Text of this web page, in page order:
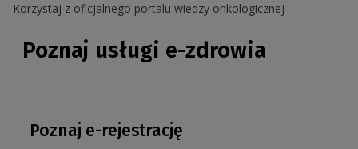
Korzystaj z oficjalnego portalu wiedzy onkologicznej
Poznaj usługi e-zdrowia
Poznaj e-rejestrację